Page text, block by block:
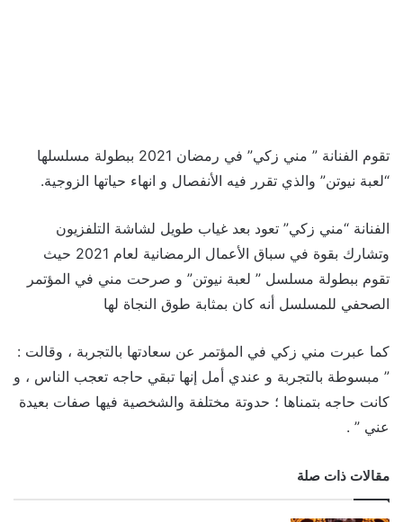
تقوم الفنانة ” مني زكي” في رمضان 2021 ببطولة مسلسلها
“لعبة نيوتن” والذي تقرر فيه الأنفصال و انهاء حياتها الزوجية.
الفنانة “مني زكي” تعود بعد غياب طويل لشاشة التلفزيون
وتشارك بقوة في سباق الأعمال الرمضانية لعام 2021 حيث
تقوم ببطولة مسلسل ” لعبة نيوتن” و صرحت مني في المؤتمر
الصحفي للمسلسل أنه كان بمثابة طوق النجاة لها
كما عبرت مني زكي في المؤتمر عن سعادتها بالتجربة ، وقالت :
” مبسوطة بالتجربة و عندي أمل إنها تبقي حاجه تعجب الناس ، و
كانت حاجه بتمناها ؛ حدوتة مختلفة والشخصية فيها صفات بعيدة
عني ” .
مقالات ذات صلة